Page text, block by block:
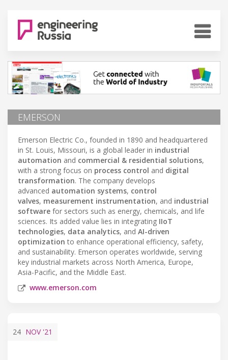
EMERSON
Emerson Electric Co., founded in 1890 and headquartered
in St. Louis, Missouri, is a global leader in industrial
automation and commercial & residential solutions,
with a strong focus on process control and digital
transformation. The company develops
advanced automation systems, control
valves, measurement instrumentation, and industrial
software for sectors such as energy, chemicals, and life
sciences. Its added value lies in integrating IIoT
technologies, data analytics, and AI-driven
optimization to enhance operational efficiency, safety,
and sustainability. Emerson operates worldwide, serving
key industrial markets across North America, Europe,
Asia-Pacific, and the Middle East.
www.emerson.com
24 NOV'21